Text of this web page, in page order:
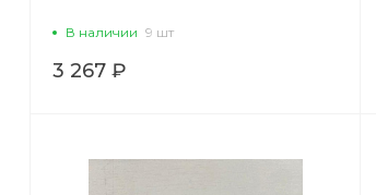
В наличии 9 шт
3 267 ₽